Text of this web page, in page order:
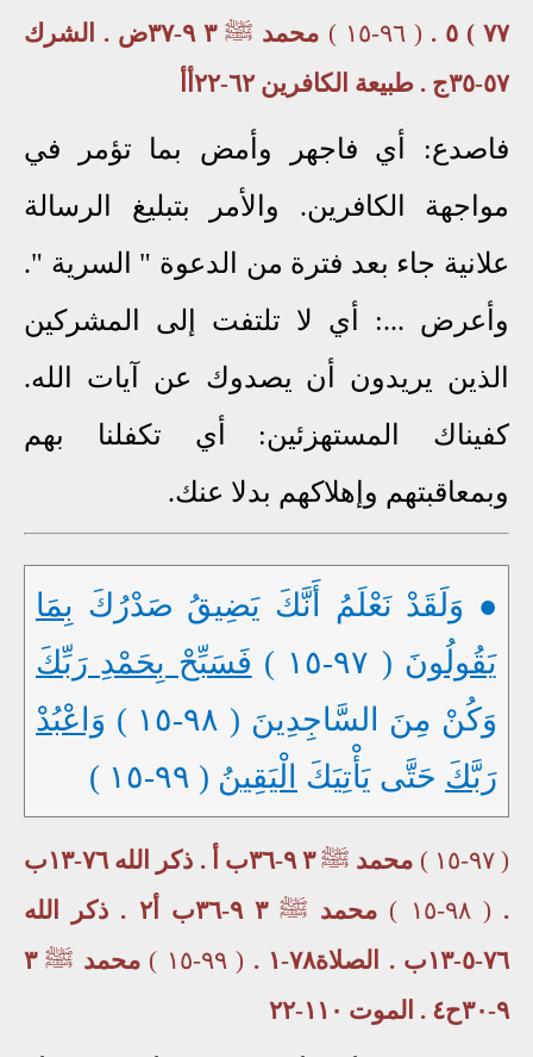
٧٧ ) ٥ .
( ٩٦-١٥ ) محمد ﷺ
٣ ٩-٣٧ض . الشرك
٥٧-٣٥ج . طبيعة الكافرين ٦٢-٢٢أأ
فاصدع: أي فاجهر وأمض بما تؤمر في
مواجهة الكافرين. والأمر بتبليغ الرسالة
علانية جاء بعد فترة من الدعوة " السرية ".
وأعرض ...: أي لا تلتفت إلى المشركين
الذين يريدون أن يصدوك عن آيات الله.
كفيناك المستهزئين: أي تكفلنا بهم
وبمعاقبتهم وإهلاكهم بدلا عنك.
● وَلَقَدْ نَعْلَمُ أَنَّكَ يَضِيقُ صَدْرُكَ بِمَا
يَقُولُونَ ( ٩٧-١٥ )
فَسَبِّحْ بِحَمْدِ رَبِّكَ
وَكُنْ مِنَ السَّاجِدِينَ ( ٩٨-١٥ )
وَاعْبُدْ
رَبَّكَ حَتَّى يَأْتِيَكَ الْيَقِينُ ( ٩٩-١٥ )
( ٩٧-١٥ ) محمد ﷺ
٣ ٩-٣٦ب أ . ذكر الله ٧٦-١٣ب
. ( ٩٨-١٥ ) محمد ﷺ
٣ ٩-٣٦ب أ٢ . ذكر الله
٧٦-٥-١٣ب . الصلاة٧٨-١ .
( ٩٩-١٥ ) محمد ﷺ٣
٩-٣٠ح٤ . الموت ١١٠-٢٢